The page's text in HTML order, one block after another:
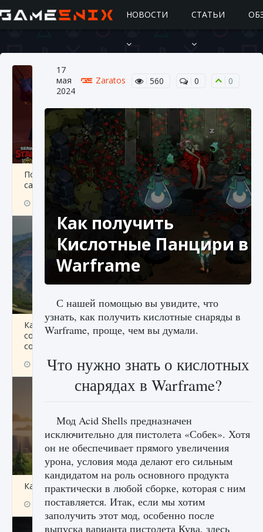
НОВОСТИ СТАТЬИ
Подробное руководство по получению
самоцветов Brawl Stars
10 августа 2024 2 685 0
Как исправить ошибку Palworld «Идет
сохранение мира — Невозможно начать
сохранение данных мира»
9 августа 2024 2 511 0 0
Как заработать медали лиги Clash of Clans
9 августа 2024 2 599 0 1
17
мая
2024
Zaratos 560 0 0
Как получить
Кислотные Панцири в
Warframe
С нашей помощью вы увидите, что
узнать, как получить кислотные снаряды в
Warframe, проще, чем вы думали.
Что нужно знать о кислотных
снарядах в Warframe?
Мод Acid Shells предназначен
исключительно для пистолета «Собек». Хотя
он не обеспечивает прямого увеличения
урона, условия мода делают его сильным
кандидатом на роль основного продукта
практически в любой сборке, которая с ним
поставляется. Итак, если мы хотим
заполучить этот мод, особенно после
выпуска варианта пистолета Кува, здесь